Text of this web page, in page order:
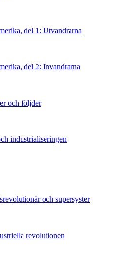
del 1: Utvandrarna
del 2: Invandrarna
och följder
industrialiseringen
och supersyster
revolutionen